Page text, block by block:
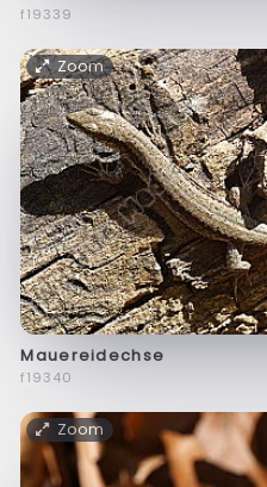
f19339
Zoom
Mauereidechse
f19340
Zoom